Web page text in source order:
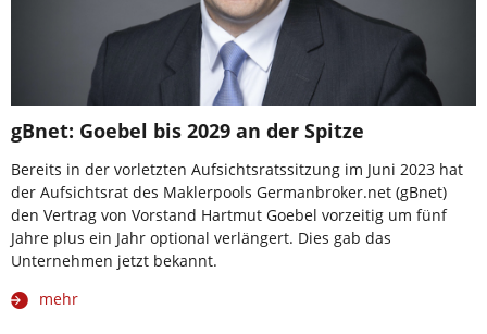
gBnet: Goebel bis 2029 an der Spitze
Bereits in der vorletzten Aufsichtsratssitzung im Juni 2023 hat
der Aufsichtsrat des Maklerpools Germanbroker.net (gBnet)
den Vertrag von Vorstand Hartmut Goebel vorzeitig um fünf
Jahre plus ein Jahr optional verlängert. Dies gab das
Unternehmen jetzt bekannt.
mehr